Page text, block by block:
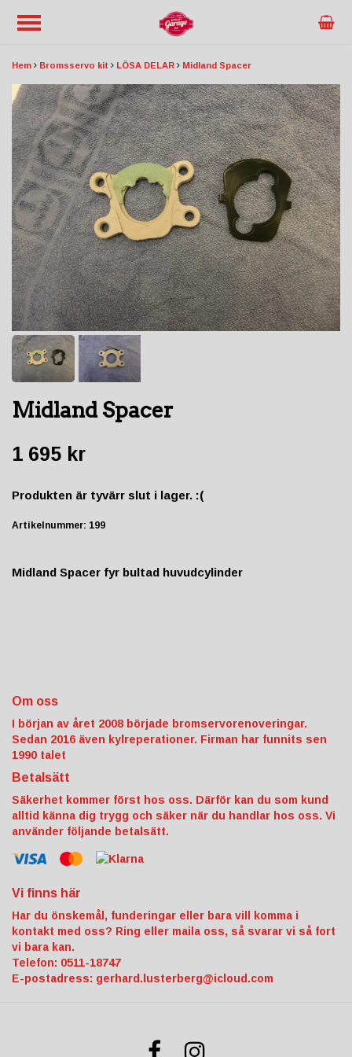
Hem Bromsservo kit LÖSA DELAR Midland Spacer
Midland Spacer
1 695 kr
Produkten är tyvärr slut i lager. :(
Artikelnummer: 199
Midland Spacer fyr bultad huvudcylinder
Om oss
I början av året 2008 började bromservorenoveringar.
Sedan 2016 även kylreperationer. Firman har funnits sen
1990 talet
Betalsätt
Säkerhet kommer först hos oss. Därför kan du som kund
alltid känna dig trygg och säker när du handlar hos oss. Vi
använder följande betalsätt.
Vi finns här
Har du önskemål, funderingar eller bara vill komma i
kontakt med oss? Ring eller maila oss, så svarar vi så fort
vi bara kan.
Telefon: 0511-18747
E-postadress: gerhard.lusterberg@icloud.com